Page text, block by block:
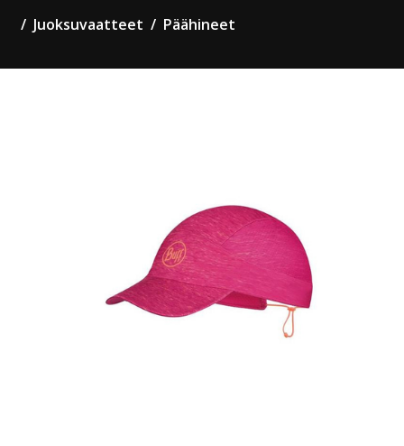
Juoksuvaatteet Päähineet